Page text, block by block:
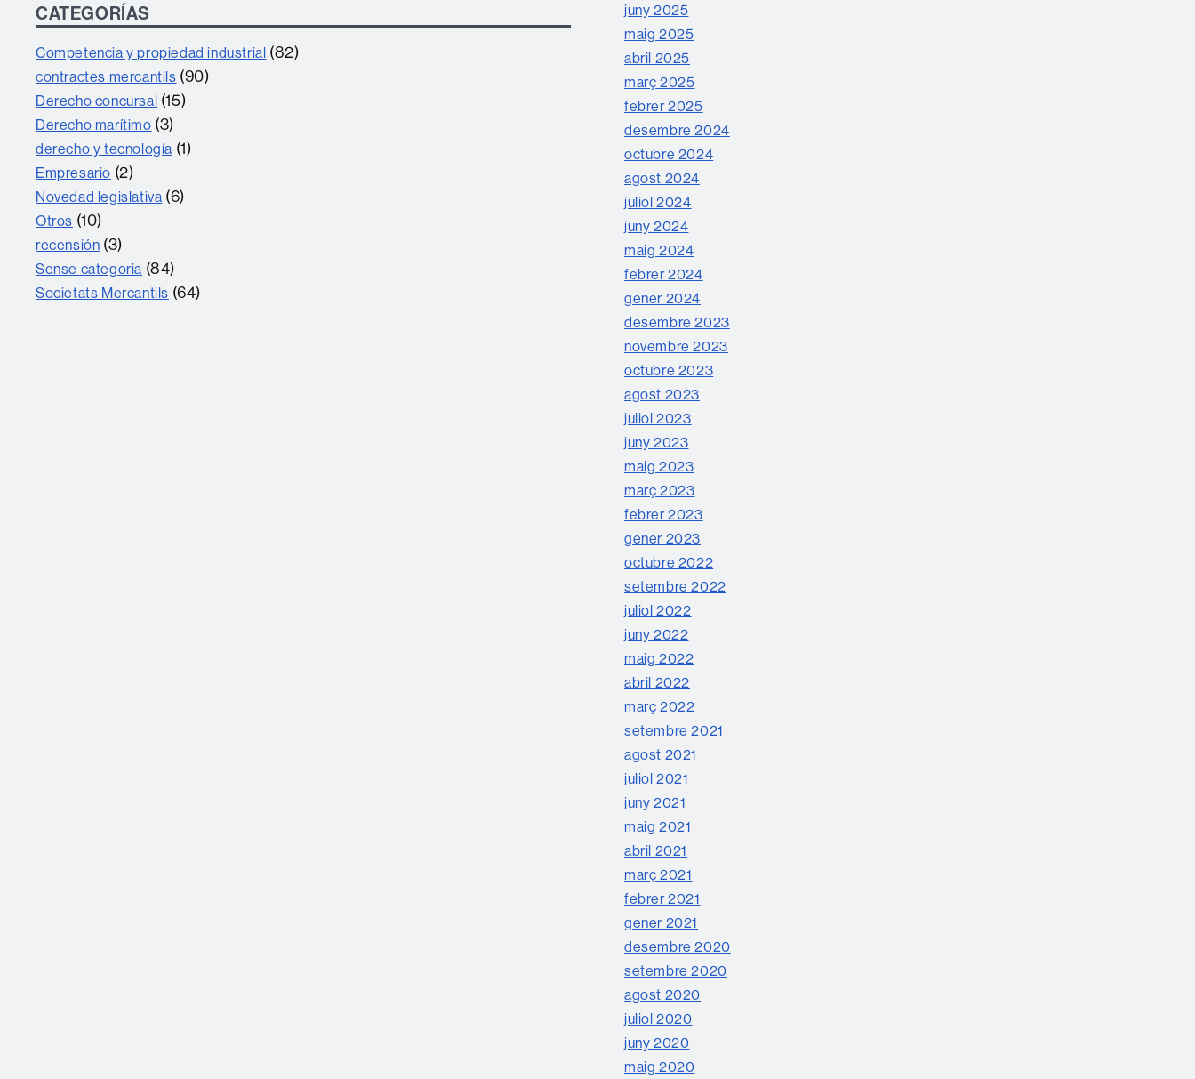
CATEGORÍAS
Competencia y propiedad industrial (82)
contractes mercantils (90)
Derecho concursal (15)
Derecho marítimo (3)
derecho y tecnología (1)
Empresario (2)
Novedad legislativa (6)
Otros (10)
recensión (3)
Sense categoria (84)
Societats Mercantils (64)
juny 2025
maig 2025
abril 2025
març 2025
febrer 2025
desembre 2024
octubre 2024
agost 2024
juliol 2024
juny 2024
maig 2024
febrer 2024
gener 2024
desembre 2023
novembre 2023
octubre 2023
agost 2023
juliol 2023
juny 2023
maig 2023
març 2023
febrer 2023
gener 2023
octubre 2022
setembre 2022
juliol 2022
juny 2022
maig 2022
abril 2022
març 2022
setembre 2021
agost 2021
juliol 2021
juny 2021
maig 2021
abril 2021
març 2021
febrer 2021
gener 2021
desembre 2020
setembre 2020
agost 2020
juliol 2020
juny 2020
maig 2020